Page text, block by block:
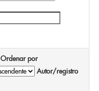
Ordenar por
Autor/registro